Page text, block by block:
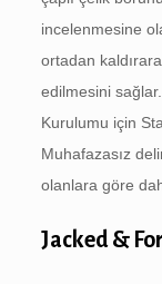
incelenmesine
ortadan
edilmesini
Kurulumu için
Muhafazasız
olanlara göre
Jacked &